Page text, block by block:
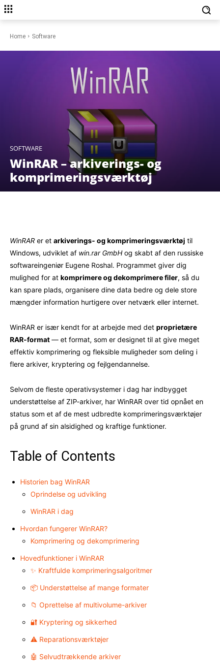
Home Software
SOFTWARE
WinRAR – arkiverings- og
komprimeringsværktøj
WinRAR er et arkiverings- og komprimeringsværktøj til
Windows, udviklet af win.rar GmbH og skabt af den russiske
softwareingeniør Eugene Roshal. Programmet giver dig
mulighed for at komprimere og dekomprimere filer, så du
kan spare plads, organisere dine data bedre og dele store
mængder information hurtigere over netværk eller internet.
WinRAR er især kendt for at arbejde med det proprietære
RAR-format — et format, som er designet til at give meget
effektiv komprimering og fleksible muligheder som deling i
flere arkiver, kryptering og fejlgendannelse.
Selvom de fleste operativsystemer i dag har indbygget
understøttelse af ZIP-arkiver, har WinRAR over tid opnået en
status som et af de mest udbredte komprimeringsværktøjer
på grund af sin alsidighed og kraftige funktioner.
Table of Contents
Historien bag WinRAR
Oprindelse og udvikling
WinRAR i dag
Hvordan fungerer WinRAR?
Komprimering og dekomprimering
Hovedfunktioner i WinRAR
✨ Kraftfulde komprimeringsalgoritmer
📦 Understøttelse af mange formater
📁 Oprettelse af multivolume-arkiver
🔐 Kryptering og sikkerhed
⚠️ Reparationsværktøjer
🤖 Selvudtrækkende arkiver